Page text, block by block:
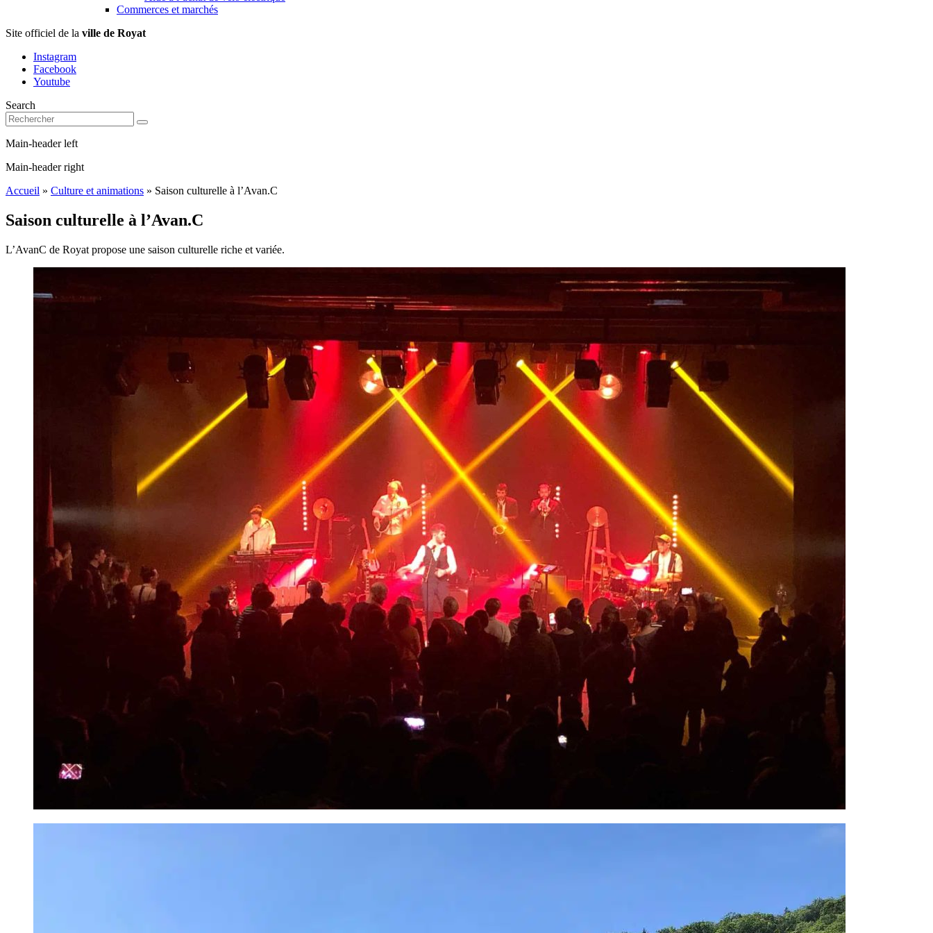
Commerces et marchés
Site officiel de la ville de Royat
Instagram
Facebook
Youtube
Search
Main-header left
Main-header right
Accueil » Culture et animations » Saison culturelle à l’Avan.C
Saison culturelle à l’Avan.C
L’AvanC de Royat propose une saison culturelle riche et variée.